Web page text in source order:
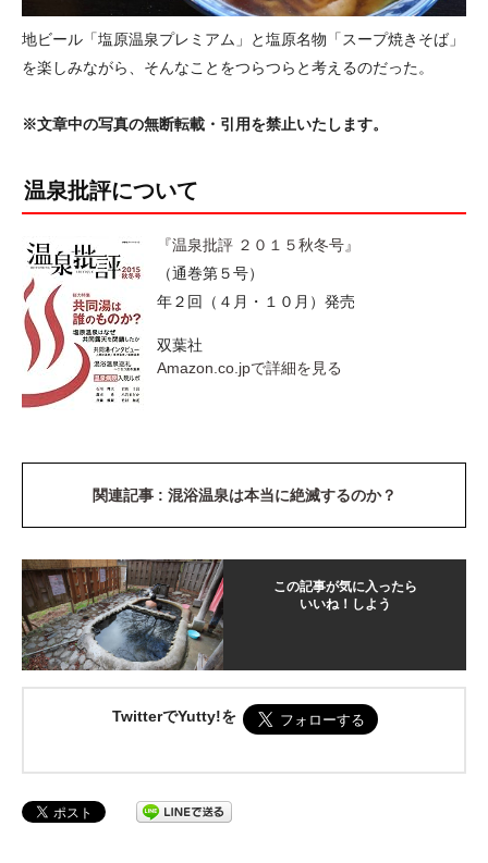
地ビール「塩原温泉プレミアム」と塩原名物「スープ焼きそば」
を楽しみながら、そんなことをつらつらと考えるのだった。
※文章中の写真の無断転載・引用を禁止いたします。
温泉批評について
『温泉批評 ２０１５秋冬号』
（通巻第５号）
年２回（４月・１０月）発売
双葉社
Amazon.co.jpで詳細を見る
関連記事 : 混浴温泉は本当に絶滅するのか？
この記事が気に入ったら
いいね！しよう
TwitterでYutty!を